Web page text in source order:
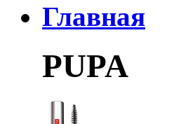
Главная
PUPA